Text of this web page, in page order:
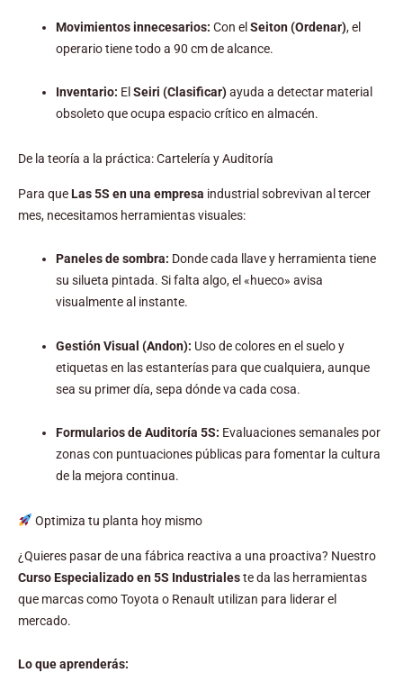
Movimientos innecesarios: Con elSeiton (Ordenar), el
operario tiene todo a 90 cm de alcance.
Inventario: El Seiri (Clasificar)ayuda a detectar material
obsoleto que ocupa espacio crítico en almacén.
De la teoría a la práctica: Cartelería y Auditoría
Para queLas 5S en una empresa industrial sobrevivan al tercer
mes, necesitamos herramientas visuales:
Paneles de sombra: Donde cada llave y herramienta tiene
su silueta pintada. Si falta algo, el «hueco» avisa
visualmente al instante.
Gestión Visual (Andon): Uso de colores en el suelo y
etiquetas en las estanterías para que cualquiera, aunque
sea su primer día, sepa dónde va cada cosa.
Formularios de Auditoría 5S: Evaluaciones semanales por
zonas con puntuaciones públicas para fomentar la cultura
de la mejora continua.
Optimiza tu planta hoy mismo
¿Quieres pasar de una fábrica reactiva a una proactiva? Nuestro
Curso Especializado en 5S Industrialeste da las herramientas
que marcas como Toyota o Renault utilizan para liderar el
mercado.
Lo que aprenderás: